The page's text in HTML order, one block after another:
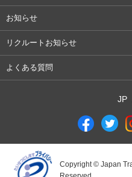
お知らせ
リクルートお知らせ
よくある質問
JP
Copyright © Japan